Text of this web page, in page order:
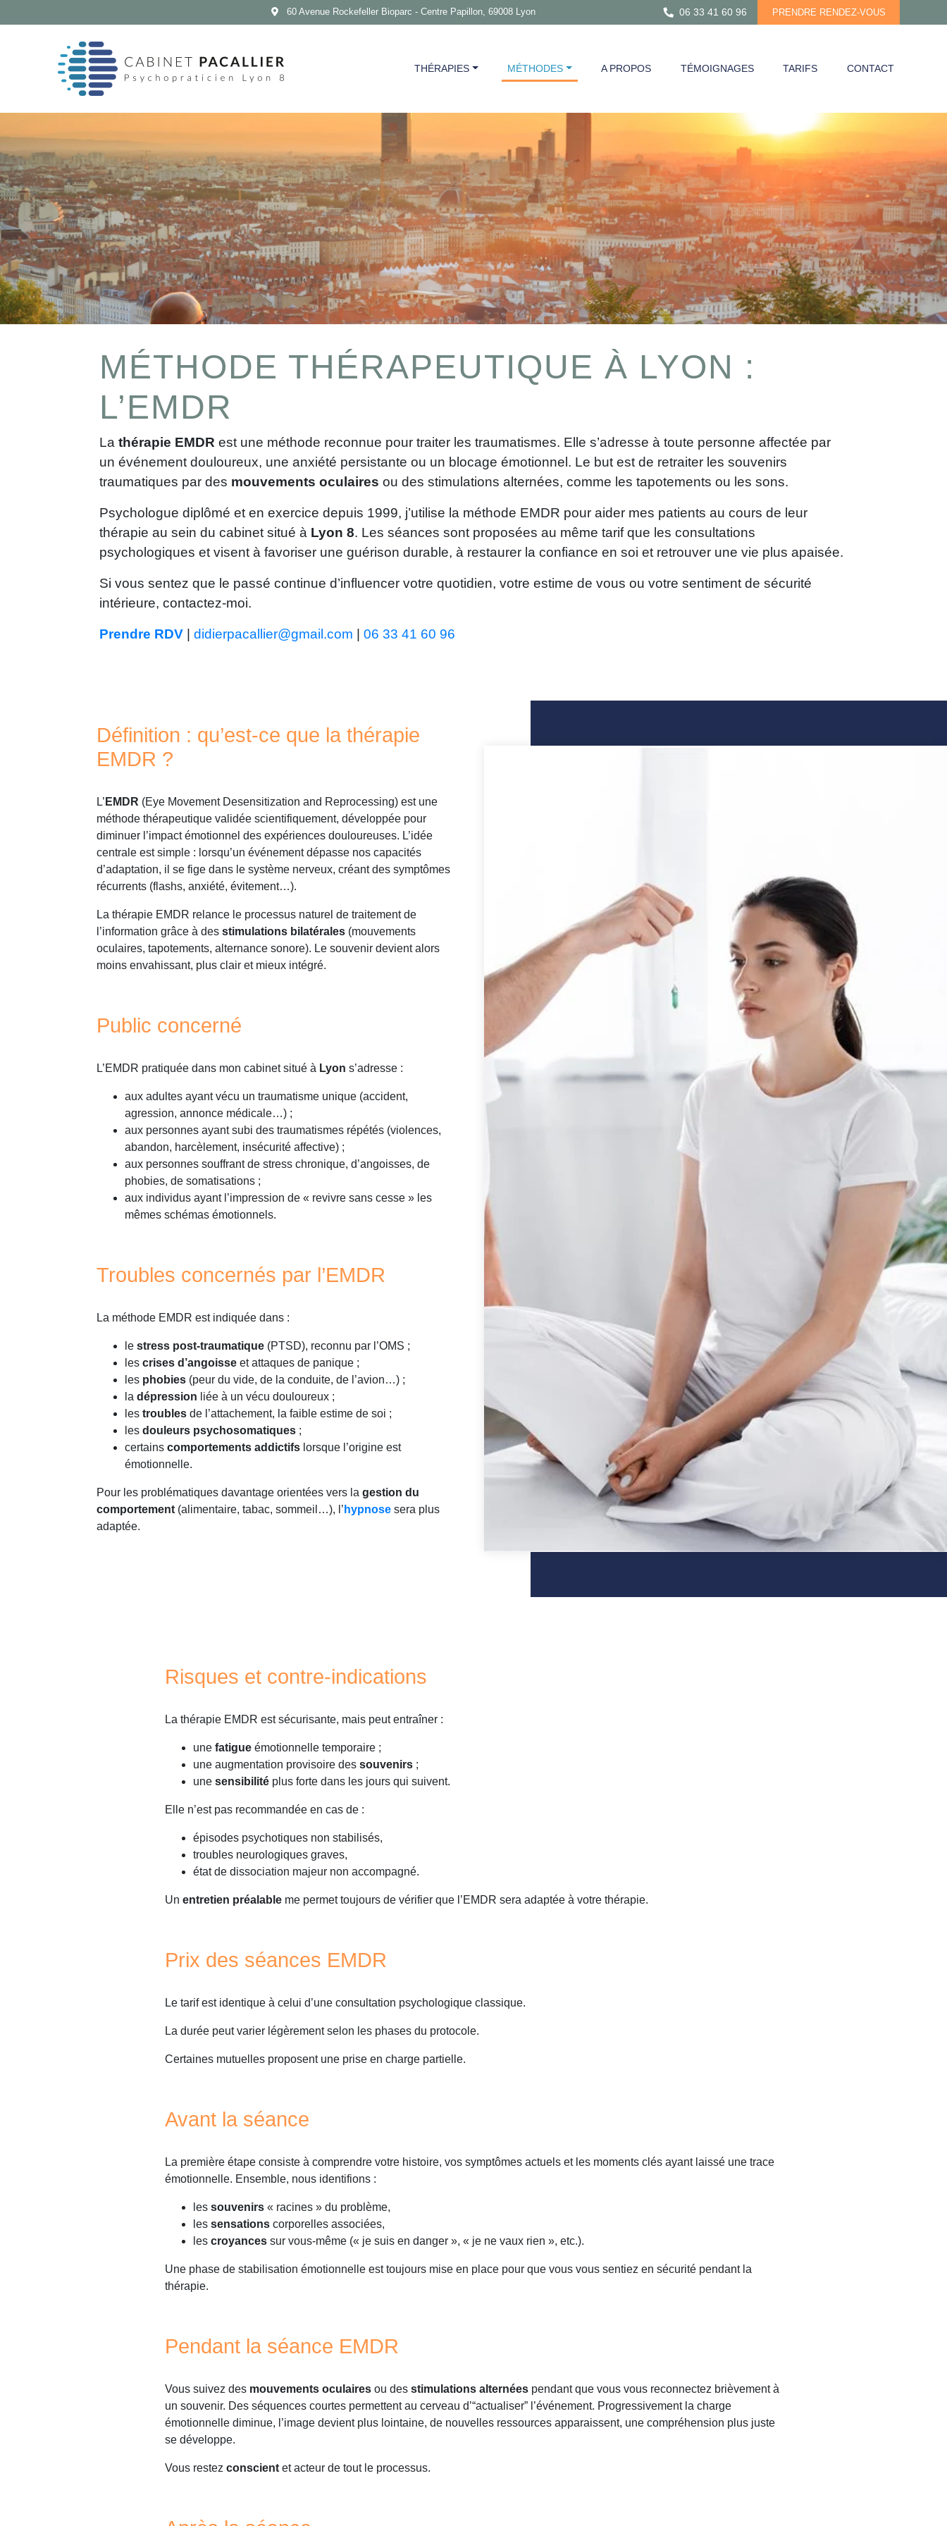
60 Avenue Rockefeller Bioparc - Centre Papillon, 69008 Lyon 06 33 41 60 96 PRENDRE RENDEZ-VOUS
THÉRAPIES MÉTHODES A PROPOS TÉMOIGNAGES TARIFS CONTACT
MÉTHODE THÉRAPEUTIQUE À LYON :
L’EMDR
La thérapie EMDR est une méthode reconnue pour traiter les traumatismes. Elle s’adresse à toute personne affectée par
un événement douloureux, une anxiété persistante ou un blocage émotionnel. Le but est de retraiter les souvenirs
traumatiques par des mouvements oculaires ou des stimulations alternées, comme les tapotements ou les sons.
Psychologue diplômé et en exercice depuis 1999, j’utilise la méthode EMDR pour aider mes patients au cours de leur
thérapie au sein du cabinet situé à Lyon 8. Les séances sont proposées au même tarif que les consultations
psychologiques et visent à favoriser une guérison durable, à restaurer la confiance en soi et retrouver une vie plus apaisée.
Si vous sentez que le passé continue d’influencer votre quotidien, votre estime de vous ou votre sentiment de sécurité
intérieure, contactez-moi.
Prendre RDV didierpacallier@gmail.com 06 33 41 60 96
Définition : qu’est-ce que la thérapie
EMDR ?
L’ EMDR (Eye Movement Desensitization and Reprocessing) est une
méthode thérapeutique validée scientifiquement, développée pour
diminuer l’impact émotionnel des expériences douloureuses. L’idée
centrale est simple : lorsqu’un événement dépasse nos capacités
d’adaptation, il se fige dans le système nerveux, créant des symptômes
récurrents (flashs, anxiété, évitement…).
La thérapie EMDR relance le processus naturel de traitement de
l’information grâce à des stimulations bilatérales (mouvements
oculaires, tapotements, alternance sonore). Le souvenir devient alors
moins envahissant, plus clair et mieux intégré.
Public concerné
L’EMDR pratiquée dans mon cabinet situé à Lyon s’adresse :
aux adultes ayant vécu un traumatisme unique (accident,
agression, annonce médicale…) ;
aux personnes ayant subi des traumatismes répétés (violences,
abandon, harcèlement, insécurité affective) ;
aux personnes souffrant de stress chronique, d’angoisses, de
phobies, de somatisations ;
aux individus ayant l’impression de « revivre sans cesse » les
mêmes schémas émotionnels.
Troubles concernés par l’EMDR
La méthode EMDR est indiquée dans :
le stress post-traumatique (PTSD), reconnu par l’OMS ;
les crises d’angoisse et attaques de panique ;
les phobies (peur du vide, de la conduite, de l’avion…) ;
la dépression liée à un vécu douloureux ;
les troubles de l’attachement, la faible estime de soi ;
les douleurs psychosomatiques ;
certains comportements addictifs lorsque l’origine est
émotionnelle.
Pour les problématiques davantage orientées vers la gestion du
comportement (alimentaire, tabac, sommeil…), l’ hypnose sera plus
adaptée.
Risques et contre-indications
La thérapie EMDR est sécurisante, mais peut entraîner :
une fatigueémotionnelle temporaire ;
une augmentation provisoire des souvenirs;
une sensibilitéplus forte dans les jours qui suivent.
Elle n’est pas recommandée en cas de :
épisodes psychotiques non stabilisés,
troubles neurologiques graves,
état de dissociation majeur non accompagné.
Un entretien préalableme permet toujours de vérifier que l’EMDR sera adaptée à votre thérapie.
Prix des séances EMDR
Le tarif est identique à celui d’une consultation psychologique classique.
La durée peut varier légèrement selon les phases du protocole.
Certaines mutuelles proposent une prise en charge partielle.
Avant la séance
La première étape consiste à comprendre votre histoire, vos symptômes actuels et les moments clés ayant laissé une trace
émotionnelle. Ensemble, nous identifions :
les souvenirs« racines » du problème,
les sensationscorporelles associées,
les croyancessur vous-même (« je suis en danger », « je ne vaux rien », etc.).
Une phase de stabilisation émotionnelle est toujours mise en place pour que vous vous sentiez en sécurité pendant la
thérapie.
Pendant la séance EMDR
Vous suivez des mouvements oculairesou des stimulations alternéespendant que vous vous reconnectez brièvement à
un souvenir. Des séquences courtes permettent au cerveau d’“actualiser” l’événement. Progressivement la charge
émotionnelle diminue, l’image devient plus lointaine, de nouvelles ressources apparaissent, une compréhension plus juste
se développe.
Vous restez conscientet acteur de tout le processus.